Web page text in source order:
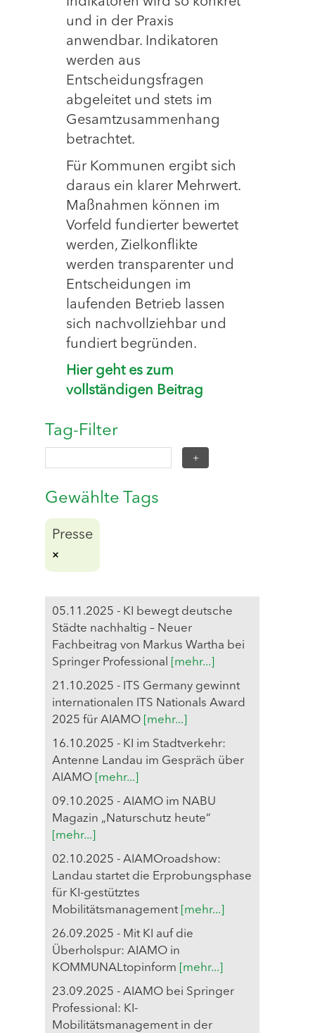
und in der Praxis
anwendbar. Indikatoren
werden aus
Entscheidungsfragen
abgeleitet und stets im
Gesamtzusammenhang
betrachtet.
Für Kommunen ergibt sich
daraus ein klarer Mehrwert.
Maßnahmen können im
Vorfeld fundierter bewertet
werden, Zielkonflikte
werden transparenter und
Entscheidungen im
laufenden Betrieb lassen
sich nachvollziehbar und
fundiert begründen.
Hier geht es zum
vollständigen Beitrag
Tag-Filter
Gewählte Tags
Presse
05.11.2025 - KI bewegt deutsche
Städte nachhaltig – Neuer
Fachbeitrag von Markus Wartha bei
Springer Professional
[mehr...]
21.10.2025 - ITS Germany gewinnt
internationalen ITS Nationals Award
2025 für AIAMO [mehr...]
16.10.2025 - KI im Stadtverkehr:
Antenne Landau im Gespräch über
AIAMO [mehr...]
09.10.2025 - AIAMO im NABU
Magazin „Naturschutz heute“
[mehr...]
02.10.2025 - AIAMOroadshow:
Landau startet die Erprobungsphase
für KI-gestütztes
Mobilitätsmanagement [mehr...]
26.09.2025 - Mit KI auf die
Überholspur: AIAMO in
KOMMUNALtopinform
[mehr...]
23.09.2025 - AIAMO bei Springer
Professional: KI-
Mobilitätsmanagement in der